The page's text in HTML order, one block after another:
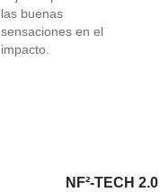
las buenas
sensaciones en el
impacto.
NF²-TECH 2.0